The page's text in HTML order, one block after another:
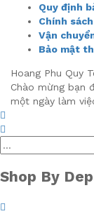
Quy định
Chính
Vận
Bảo mật
Hoang Phu Quy
Chào mừng bạn
một ngày làm
Shop By